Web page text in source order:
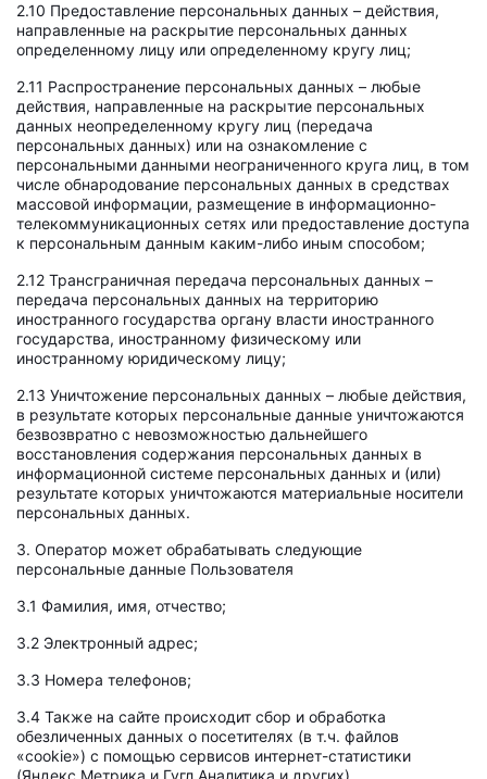
2.10 Предоставление персональных данных – действия,
направленные на раскрытие персональных данных
определенному лицу или определенному кругу лиц;
2.11 Распространение персональных данных – любые
действия, направленные на раскрытие персональных
данных неопределенному кругу лиц (передача
персональных данных) или на ознакомление с
персональными данными неограниченного круга лиц, в том
числе обнародование персональных данных в средствах
массовой информации, размещение в информационно-
телекоммуникационных сетях или предоставление доступа
к персональным данным каким-либо иным способом;
2.12 Трансграничная передача персональных данных –
передача персональных данных на территорию
иностранного государства органу власти иностранного
государства, иностранному физическому или
иностранному юридическому лицу;
2.13 Уничтожение персональных данных – любые действия,
в результате которых персональные данные уничтожаются
безвозвратно с невозможностью дальнейшего
восстановления содержания персональных данных в
информационной системе персональных данных и (или)
результате которых уничтожаются материальные носители
персональных данных.
3. Оператор может обрабатывать следующие
персональные данные Пользователя
3.1 Фамилия, имя, отчество;
3.2 Электронный адрес;
3.3 Номера телефонов;
3.4 Также на сайте происходит сбор и обработка
обезличенных данных о посетителях (в т.ч. файлов
«cookie») с помощью сервисов интернет-статистики
(Яндекс Метрика и Гугл Аналитика и других).